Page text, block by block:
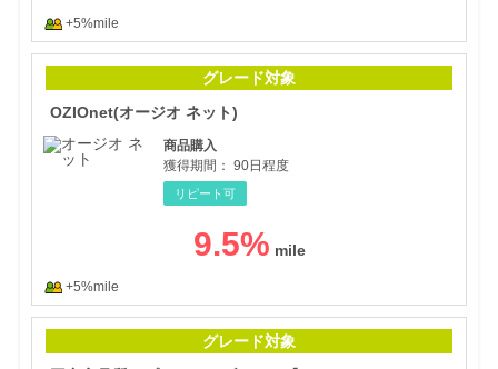
+5%mile
グレード対象
OZIOnet(オージオ ネット)
商品購入
獲得期間： 90日程度
リピート可
9.5%
+5%mile
グレード対象